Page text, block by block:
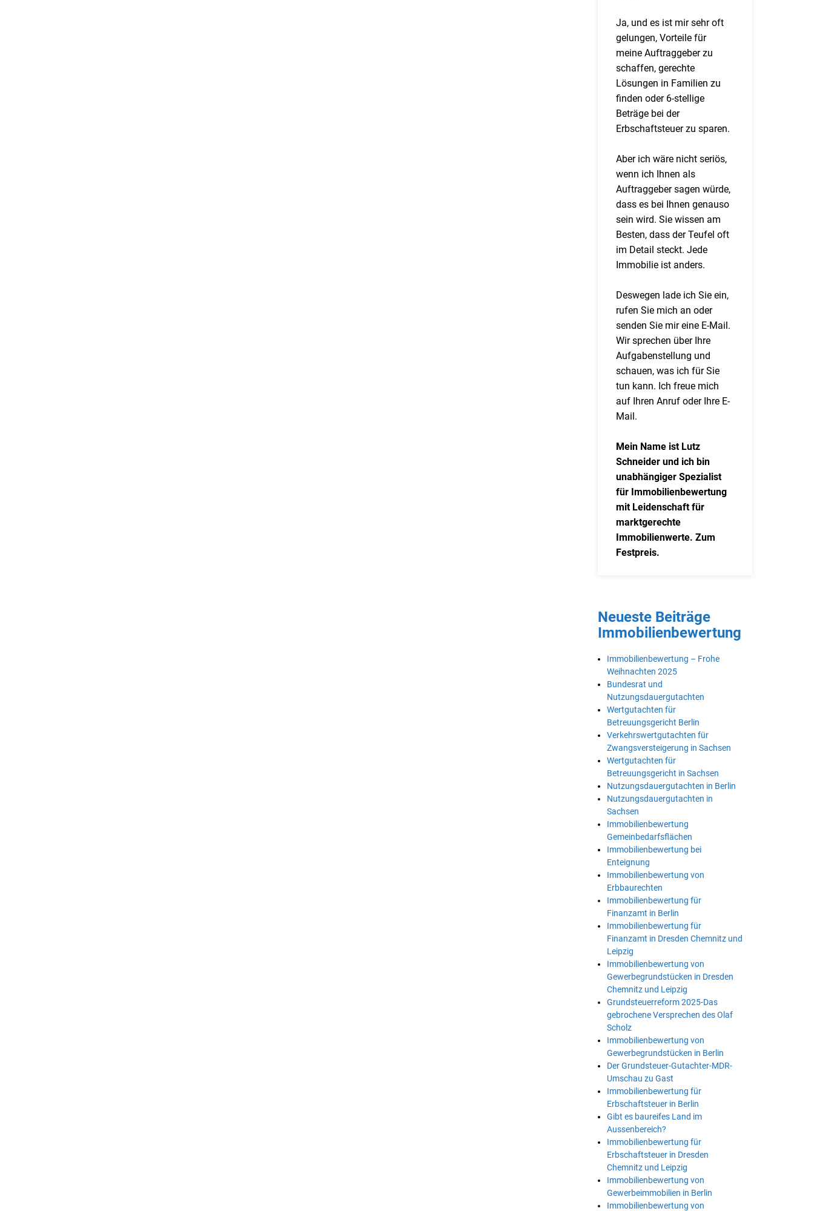
Ja, und es ist mir sehr oft
gelungen, Vorteile für
meine Auftraggeber zu
schaffen, gerechte
Lösungen in Familien zu
finden oder 6-stellige
Beträge bei der
Erbschaftsteuer zu sparen.
Aber ich wäre nicht seriös,
wenn ich Ihnen als
Auftraggeber sagen würde,
dass es bei Ihnen genauso
sein wird. Sie wissen am
Besten, dass der Teufel oft
im Detail steckt. Jede
Immobilie ist anders.
Deswegen lade ich Sie ein,
rufen Sie mich an oder
senden Sie mir eine E-Mail.
Wir sprechen über Ihre
Aufgabenstellung und
schauen, was ich für Sie
tun kann. Ich freue mich
auf Ihren Anruf oder Ihre E-
Mail.
Mein Name ist Lutz
Schneider und ich bin
unabhängiger Spezialist
für Immobilienbewertung
mit Leidenschaft für
marktgerechte
Immobilienwerte. Zum
Festpreis.
Neueste Beiträge
Immobilienbewertung
Immobilienbewertung – Frohe
Weihnachten 2025
Bundesrat und
Nutzungsdauergutachten
Wertgutachten für
Betreuungsgericht Berlin
Verkehrswertgutachten für
Zwangsversteigerung in Sachsen
Wertgutachten für
Betreuungsgericht in Sachsen
Nutzungsdauergutachten in Berlin
Nutzungsdauergutachten in
Sachsen
Immobilienbewertung
Gemeinbedarfsflächen
Immobilienbewertung bei
Enteignung
Immobilienbewertung von
Erbbaurechten
Immobilienbewertung für
Finanzamt in Berlin
Immobilienbewertung für
Finanzamt in Dresden Chemnitz und
Leipzig
Immobilienbewertung von
Gewerbegrundstücken in Dresden
Chemnitz und Leipzig
Grundsteuerreform 2025-Das
gebrochene Versprechen des Olaf
Scholz
Immobilienbewertung von
Gewerbegrundstücken in Berlin
Der Grundsteuer-Gutachter-MDR-
Umschau zu Gast
Immobilienbewertung für
Erbschaftsteuer in Berlin
Gibt es baureifes Land im
Aussenbereich?
Immobilienbewertung für
Erbschaftsteuer in Dresden
Chemnitz und Leipzig
Immobilienbewertung von
Gewerbeimmobilien in Berlin
Immobilienbewertung von